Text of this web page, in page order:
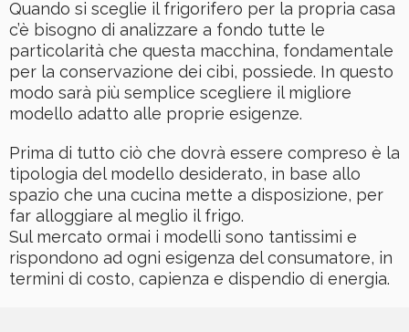
Quando si sceglie il frigorifero per la propria casa
c’è bisogno di analizzare a fondo tutte le
particolarità che questa macchina, fondamentale
per la conservazione dei cibi, possiede. In questo
modo sarà più semplice scegliere il migliore
modello adatto alle proprie esigenze.
Prima di tutto ciò che dovrà essere compreso è la
tipologia del modello desiderato, in base allo
spazio che una cucina mette a disposizione, per
far alloggiare al meglio il frigo.
Sul mercato ormai i modelli sono tantissimi e
rispondono ad ogni esigenza del consumatore, in
termini di costo, capienza e dispendio di energia.